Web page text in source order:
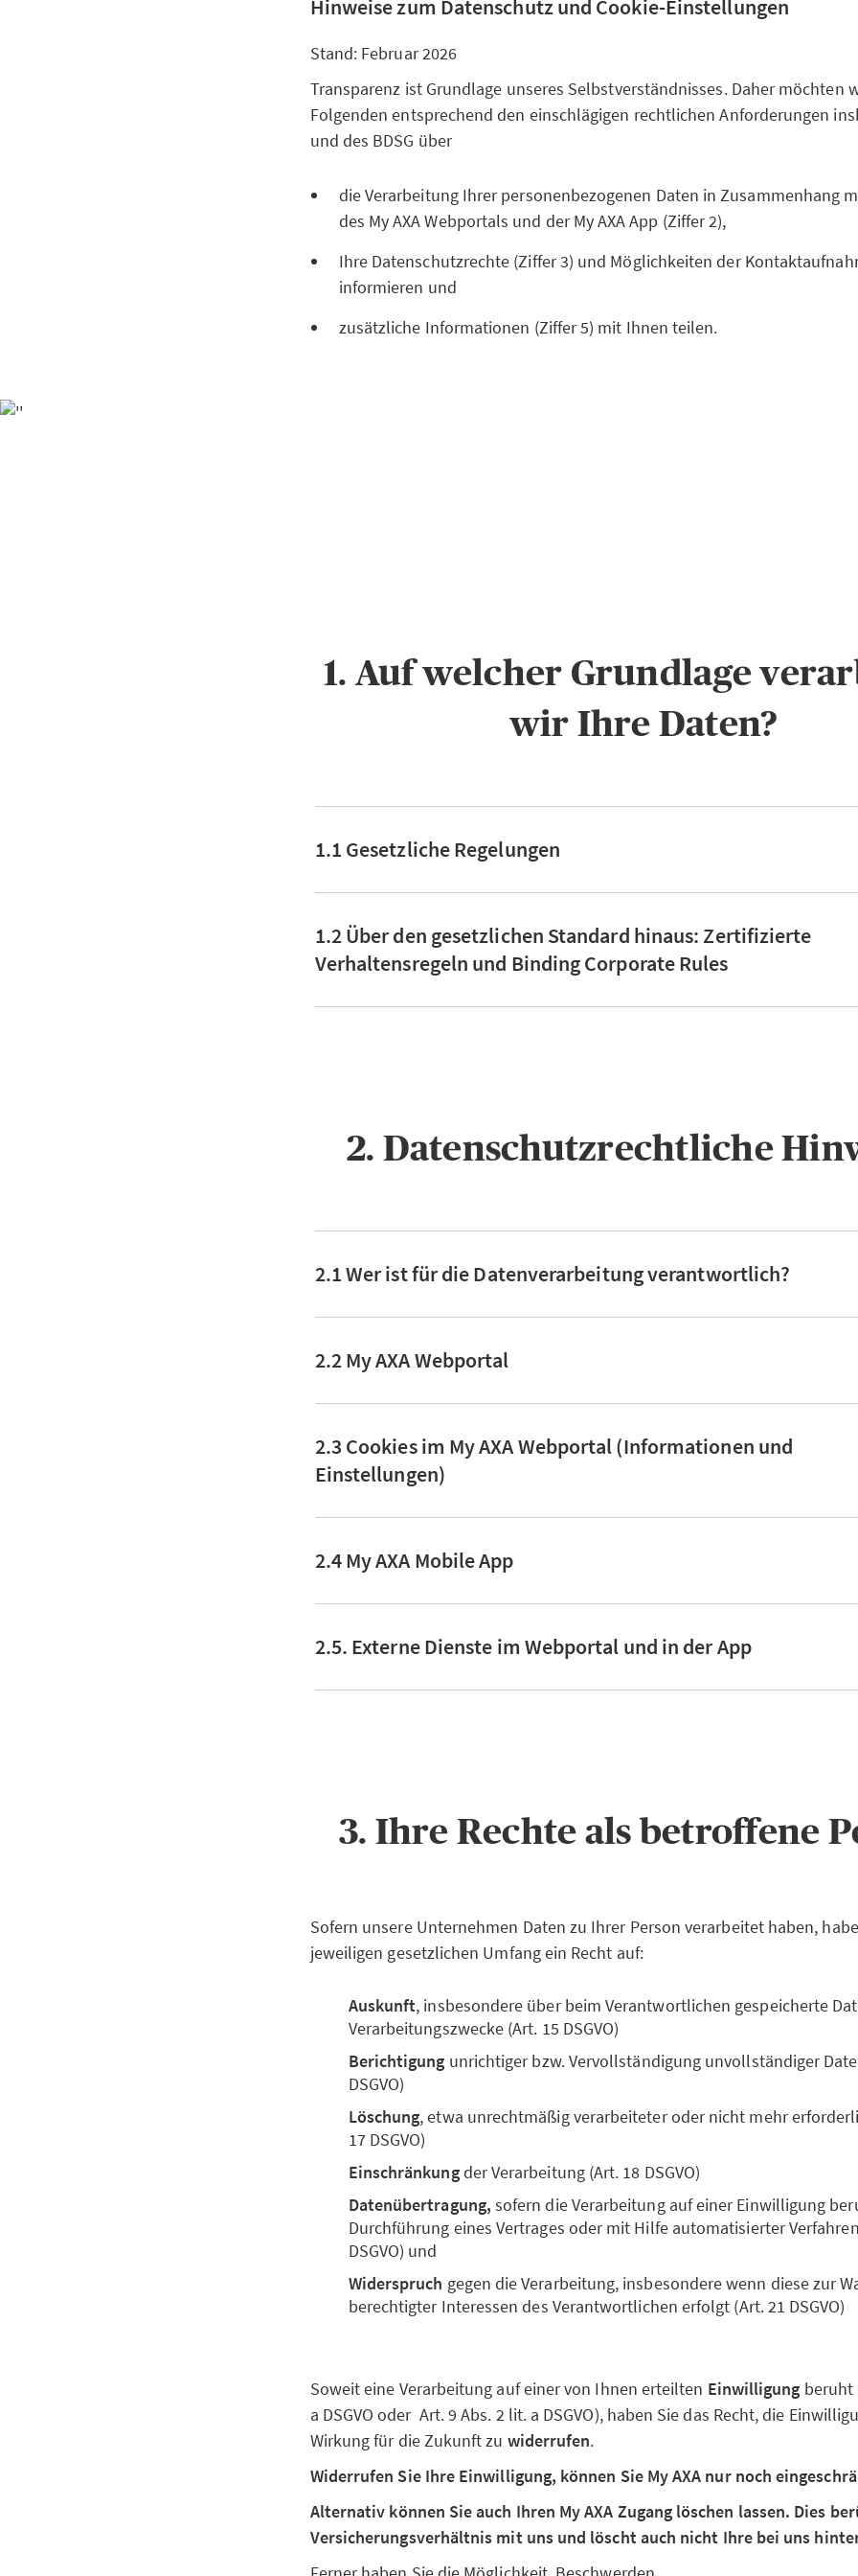
Hinweise zum Datenschutz und Cookie-Einstellungen
Stand: Februar 2026
Transparenz ist Grundlage unseres Selbstverständnisses. Daher möchten
Folgenden entsprechend den einschlägigen rechtlichen Anforderungen
und des BDSG über
die Verarbeitung Ihrer personenbezogenen Daten in Zusammenhang
des My AXA Webportals und der My AXA App (Ziffer 2),
Ihre Datenschutzrechte (Ziffer 3) und Möglichkeiten der
informieren und
zusätzliche Informationen (Ziffer 5) mit Ihnen teilen.
1. Auf welcher Grundlage
wir Ihre Daten?
1.1 Gesetzliche Regelungen
1.2 Über den gesetzlichen Standard hinaus: Zertifizierte
Verhaltensregeln und Binding Corporate Rules
2. Datenschutzrechtliche
2.1 Wer ist für die Datenverarbeitung verantwortlich?
2.2 My AXA Webportal
2.3 Cookies im My AXA Webportal (Informationen und
Einstellungen)
2.4 My AXA Mobile App
2.5. Externe Dienste im Webportal und in der App
3. Ihre Rechte als betroffene
Sofern unsere Unternehmen Daten zu Ihrer Person verarbeitet haben,
jeweiligen gesetzlichen Umfang ein Recht auf:
Auskunft, insbesondere über beim Verantwortlichen gespeicherte
Verarbeitungszwecke (Art. 15 DSGVO)
Berichtigung unrichtiger bzw. Vervollständigung unvollständiger
DSGVO)
Löschung, etwa unrechtmäßig verarbeiteter oder nicht mehr
17 DSGVO)
Einschränkungder Verarbeitung (Art. 18 DSGVO)
Datenübertragung, sofern die Verarbeitung auf einer Einwilligung
Durchführung eines Vertrages oder mit Hilfe automatisierter
DSGVO) und
Widerspruch gegen die Verarbeitung, insbesondere wenn diese zur
berechtigter Interessen des Verantwortlichen erfolgt (Art. 21 DSGVO)
Soweit eine Verarbeitung auf einer von Ihnen erteilten Einwilligung beruht
a DSGVO oder Art. 9 Abs. 2 lit. a DSGVO), haben Sie das Recht, die
Wirkung für die Zukunft zu widerrufen.
Widerrufen Sie Ihre Einwilligung, können Sie My AXA nur noch
Alternativ können Sie auch Ihren My AXA Zugang löschen lassen. Dies
Versicherungsverhältnis mit uns und löscht auch nicht Ihre bei uns